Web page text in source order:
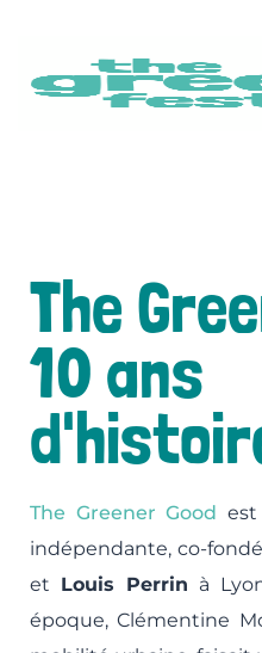
The
10 ans
The Greener Good est
indépendante, co-
et Louis Perrin à
époque, Clémentine